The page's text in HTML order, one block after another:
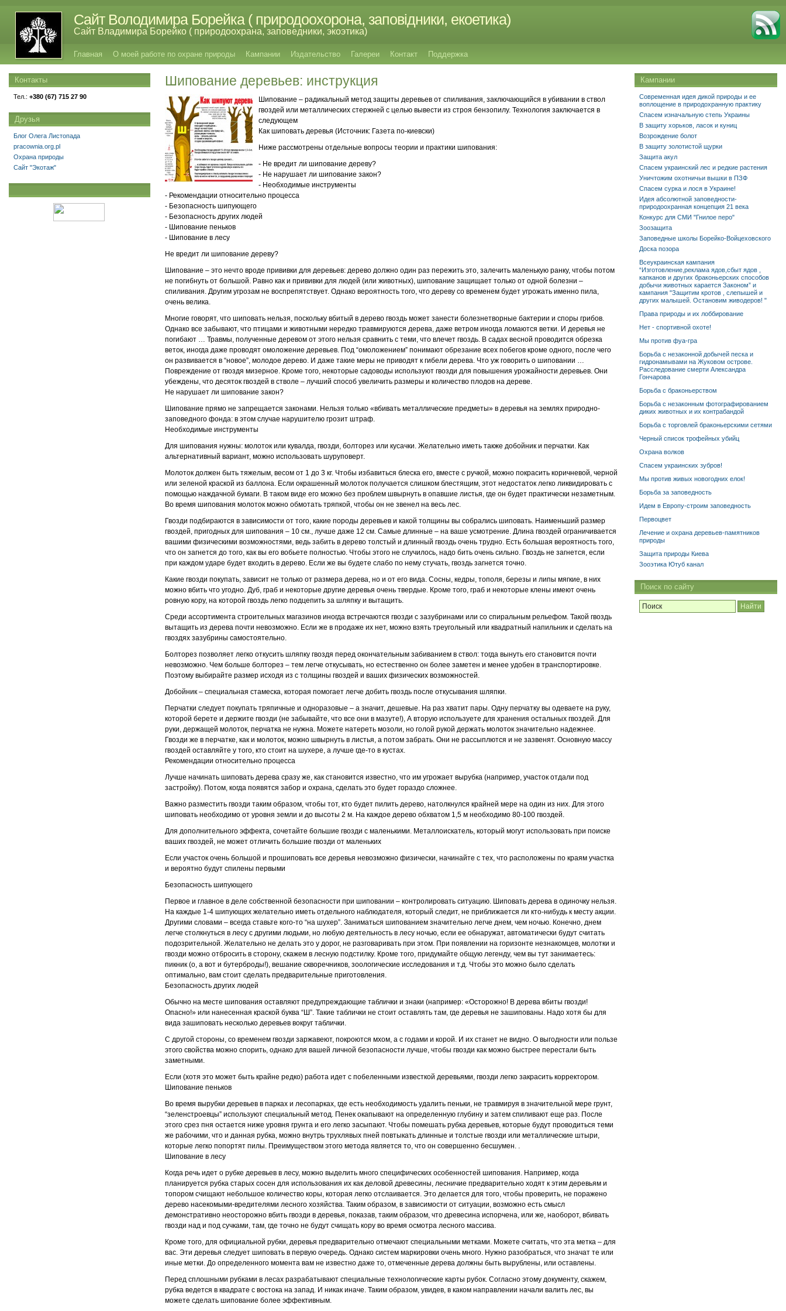
Сайт Володимира Борейка ( природоохорона, заповідники, екоетика)
Сайт Владимира Борейко ( природоохрана, заповедники, экоэтика)
Главная О моей работе по охране природы Кампании Издательство Галереи Контакт Поддержка
Шипование деревьев: инструкция
Шипование – радикальный метод защиты деревьев от спиливания, заключающийся в убивании в ствол
гвоздей или металлических стержней с целью вывести из строя бензопилу. Технология заключается в
следующем
Как шиповать деревья (Источник: Газета по-киевски)
Ниже рассмотрены отдельные вопросы теории и практики шипования:
- Не вредит ли шипование дереву?
- Не нарушает ли шипование закон?
- Необходимые инструменты
- Рекомендации относительно процесса
- Безопасность шипующего
- Безопасность других людей
- Шипование пеньков
- Шипование в лесу
Не вредит ли шипование дереву?
Шипование – это нечто вроде прививки для деревьев: дерево должно один раз пережить это, залечить маленькую ранку, чтобы потом
не погибнуть от большой. Равно как и прививки для людей (или животных), шипование защищает только от одной болезни –
спиливания. Другим угрозам не воспрепятствует. Однако вероятность того, что дереву со временем будет угрожать именно пила,
очень велика.
Многие говорят, что шиповать нельзя, поскольку вбитый в дерево гвоздь может занести болезнетворные бактерии и споры грибов.
Однако все забывают, что птицами и животными нередко травмируются дерева, даже ветром иногда ломаются ветки. И деревья не
погибают … Травмы, полученные деревом от этого нельзя сравнить с теми, что влечет гвоздь. В садах весной проводится обрезка
веток, иногда даже проводят омоложение деревьев. Под “омоложением” понимают обрезание всех побегов кроме одного, после чего
он развивается в “новое”, молодое дерево. И даже такие меры не приводят к гибели дерева. Что уж говорить о шиповании …
Повреждение от гвоздя мизерное. Кроме того, некоторые садоводы используют гвозди для повышения урожайности деревьев. Они
убеждены, что десяток гвоздей в стволе – лучший способ увеличить размеры и количество плодов на дереве.
Не нарушает ли шипование закон?
Шипование прямо не запрещается законами. Нельзя только «вбивать металлические предметы» в деревья на землях природно-
заповедного фонда: в этом случае нарушителю грозит штраф.
Необходимые инструменты
Для шипования нужны: молоток или кувалда, гвозди, болторез или кусачки. Желательно иметь также добойник и перчатки. Как
альтернативный вариант, можно использовать шуруповерт.
Молоток должен быть тяжелым, весом от 1 до 3 кг. Чтобы избавиться блеска его, вместе с ручкой, можно покрасить коричневой, черной
или зеленой краской из баллона. Если окрашенный молоток получается слишком блестящим, этот недостаток легко ликвидировать с
помощью наждачной бумаги. В таком виде его можно без проблем швырнуть в опавшие листья, где он будет практически незаметным.
Во время шипования молоток можно обмотать тряпкой, чтобы он не звенел на весь лес.
Гвозди подбираются в зависимости от того, какие породы деревьев и какой толщины вы собрались шиповать. Наименьший размер
гвоздей, пригодных для шипования – 10 см., лучше даже 12 см. Самые длинные – на ваше усмотрение. Длина гвоздей ограничивается
вашими физическими возможностями, ведь забить в дерево толстый и длинный гвоздь очень трудно. Есть большая вероятность того,
что он загнется до того, как вы его вобьете полностью. Чтобы этого не случилось, надо бить очень сильно. Гвоздь не загнется, если
при каждом ударе будет входить в дерево. Если же вы будете слабо по нему стучать, гвоздь загнется точно.
Какие гвозди покупать, зависит не только от размера дерева, но и от его вида. Сосны, кедры, тополя, березы и липы мягкие, в них
можно вбить что угодно. Дуб, граб и некоторые другие деревья очень твердые. Кроме того, граб и некоторые клены имеют очень
ровную кору, на которой гвоздь легко подцепить за шляпку и вытащить.
Среди ассортимента строительных магазинов иногда встречаются гвозди с зазубринами или со спиральным рельефом. Такой гвоздь
вытащить из дерева почти невозможно. Если же в продаже их нет, можно взять треугольный или квадратный напильник и сделать на
гвоздях зазубрины самостоятельно.
Болторез позволяет легко откусить шляпку гвоздя перед окончательным забиванием в ствол: тогда вынуть его становится почти
невозможно. Чем больше болторез – тем легче откусывать, но естественно он более заметен и менее удобен в транспортировке.
Поэтому выбирайте размер исходя из с толщины гвоздей и ваших физических возможностей.
Добойник – специальная стамеска, которая помогает легче добить гвоздь после откусывания шляпки.
Перчатки следует покупать тряпичные и одноразовые – а значит, дешевые. На раз хватит пары. Одну перчатку вы одеваете на руку,
которой берете и держите гвозди (не забывайте, что все они в мазуте!), А вторую используете для хранения остальных гвоздей. Для
руки, держащей молоток, перчатка не нужна. Можете натереть мозоли, но голой рукой держать молоток значительно надежнее.
Гвозди же в перчатке, как и молоток, можно швырнуть в листья, а потом забрать. Они не рассыплются и не зазвенят. Основную массу
гвоздей оставляйте у того, кто стоит на шухере, а лучше где-то в кустах.
Рекомендации относительно процесса
Лучше начинать шиповать дерева сразу же, как становится известно, что им угрожает вырубка (например, участок отдали под
застройку). Потом, когда появятся забор и охрана, сделать это будет гораздо сложнее.
Важно разместить гвозди таким образом, чтобы тот, кто будет пилить дерево, натолкнулся крайней мере на один из них. Для этого
шиповать необходимо от уровня земли и до высоты 2 м. На каждое дерево обхватом 1,5 м необходимо 80-100 гвоздей.
Для дополнительного эффекта, сочетайте большие гвозди с маленькими. Металлоискатель, который могут использовать при поиске
ваших гвоздей, не может отличить большие гвозди от маленьких
Если участок очень большой и прошиповать все деревья невозможно физически, начинайте с тех, что расположены по краям участка
и вероятно будут спилены первыми
Безопасность шипующего
Первое и главное в деле собственной безопасности при шиповании – контролировать ситуацию. Шиповать дерева в одиночку нельзя.
На каждые 1-4 шипующих желательно иметь отдельного наблюдателя, который следит, не приближается ли кто-нибудь к месту акции.
Другими словами – всегда ставьте кого-то “на шухер”. Заниматься шипованием значительно легче днем, чем ночью. Конечно, днем
легче столкнуться в лесу с другими людьми, но любую деятельность в лесу ночью, если ее обнаружат, автоматически будут считать
подозрительной. Желательно не делать это у дорог, не разговаривать при этом. При появлении на горизонте незнакомцев, молотки и
гвозди можно отбросить в сторону, скажем в лесную подстилку. Кроме того, придумайте общую легенду, чем вы тут занимаетесь:
пикник (о, а вот и бутерброды!), вешание скворечников, зоологические исследования и т.д. Чтобы это можно было сделать
оптимально, вам стоит сделать предварительные приготовления.
Безопасность других людей
Обычно на месте шипования оставляют предупреждающие таблички и знаки (например: «Осторожно! В дерева вбиты гвозди!
Опасно!» или нанесенная краской буква “Ш”. Такие таблички не стоит оставлять там, где деревья не зашипованы. Надо хотя бы для
вида зашиповать несколько деревьев вокруг таблички.
С другой стороны, со временем гвозди заржавеют, покроются мхом, а с годами и корой. И их станет не видно. О выгодности или пользе
этого свойства можно спорить, однако для вашей личной безопасности лучше, чтобы гвозди как можно быстрее перестали быть
заметными.
Если (хотя это может быть крайне редко) работа идет с побеленными известкой деревьями, гвозди легко закрасить корректором.
Шипование пеньков
Во время вырубки деревьев в парках и лесопарках, где есть необходимость удалить пеньки, не травмируя в значительной мере грунт,
“зеленстроевцы” используют специальный метод. Пенек окапывают на определенную глубину и затем спиливают еще раз. После
этого срез пня остается ниже уровня грунта и его легко засыпают. Чтобы помешать рубка деревьев, которые будут проводиться теми
же рабочими, что и данная рубка, можно внутрь трухлявых пней повтыкать длинные и толстые гвозди или металлические штыри,
которые легко попортят пилы. Преимуществом этого метода является то, что он совершенно бесшумен. .
Шипование в лесу
Когда речь идет о рубке деревьев в лесу, можно выделить много специфических особенностей шипования. Например, когда
планируется рубка старых сосен для использования их как деловой древесины, лесничие предварительно ходят к этим деревьям и
топором счищают небольшое количество коры, которая легко отслаивается. Это делается для того, чтобы проверить, не поражено
дерево насекомыми-вредителями лесного хозяйства. Таким образом, в зависимости от ситуации, возможно есть смысл
демонстративно неосторожно вбить гвозди в деревья, показав, таким образом, что древесина испорчена, или же, наоборот, вбивать
гвозди над и под сучками, там, где точно не будут счищать кору во время осмотра лесного массива.
Кроме того, для официальной рубки, деревья предварительно отмечают специальными метками. Можете считать, что эта метка – для
вас. Эти деревья следует шиповать в первую очередь. Однако систем маркировки очень много. Нужно разобраться, что значат те или
иные метки. До определенного момента вам не известно даже то, отмеченные дерева должны быть вырублены, или оставлены.
Перед сплошными рубками в лесах разрабатывают специальные технологические карты рубок. Согласно этому документу, скажем,
рубка ведется в квадрате с востока на запад. И никак иначе. Таким образом, увидев, в каком направлении начали валить лес, вы
можете сделать шипование более эффективным.
Кампании
Современная идея дикой природы и ее
воплощение в природохранную практику
Спасем изначальную степь Украины
В защиту хорьков, ласок и куниц
Возрождение болот
В защиту золотистой щурки
Защита акул
Спасем украинский лес и редкие растения
Уничтожим охотничьи вышки в ПЗФ
Спасем сурка и лося в Украине!
Идея абсолютной заповедности-
природоохранная концепция 21 века
Конкурс для СМИ "Гнилое перо"
Зоозащита
Заповедные школы Борейко-Войцеховского
Доска позора
Всеукраинская кампания
“Изготовление,реклама ядов,сбыт ядов ,
капканов и других браконьерских способов
добычи животных карается Законом” и
кампания "Защитим кротов , слепышей и
других малышей. Остановим живодеров! "
Права природы и их лоббирование
Нет - спортивной охоте!
Мы против фуа-гра
Борьба с незаконной добычей песка и
гидронамывами на Жуковом острове.
Расследование смерти Александра
Гончарова
Борьба с браконьерством
Борьба с незаконным фотографированием
диких животных и их контрабандой
Борьба с торговлей браконьерскими сетями
Черный список трофейных убийц
Охрана волков
Спасем украинских зубров!
Мы против живых новогодних елок!
Борьба за заповедность
Идем в Европу-строим заповедность
Первоцвет
Лечение и охрана деревьев-памятников
природы
Защита природы Киева
Зооэтика Ютуб канал
Поиск по сайту
Контакты
Тел.: +380 (67) 715 27 90
Друзья
Блог Олега Листопада
pracownia.org.pl
Охрана природы
Сайт "Экотаж"